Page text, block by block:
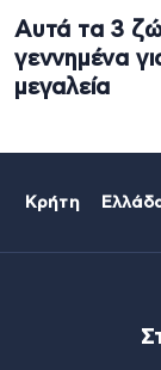
Αυτά τα 3
γεννημένα
μεγαλεία
Κρήτη